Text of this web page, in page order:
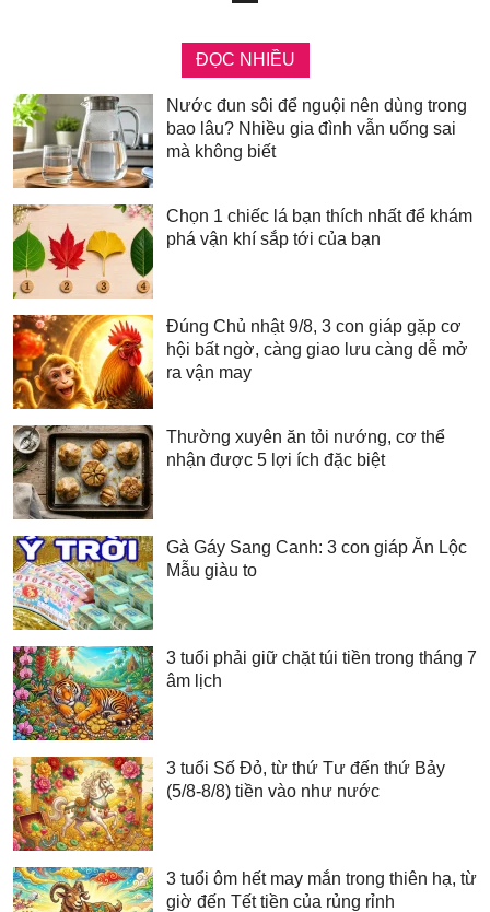
ĐỌC NHIỀU
Nước đun sôi để nguội nên dùng trong
bao lâu? Nhiều gia đình vẫn uống sai
mà không biết
Chọn 1 chiếc lá bạn thích nhất để khám
phá vận khí sắp tới của bạn
Đúng Chủ nhật 9/8, 3 con giáp gặp cơ
hội bất ngờ, càng giao lưu càng dễ mở
ra vận may
Thường xuyên ăn tỏi nướng, cơ thể
nhận được 5 lợi ích đặc biệt
Gà Gáy Sang Canh: 3 con giáp Ăn Lộc
Mẫu giàu to
3 tuổi phải giữ chặt túi tiền trong tháng 7
âm lịch
3 tuổi Số Đỏ, từ thứ Tư đến thứ Bảy
(5/8-8/8) tiền vào như nước
3 tuổi ôm hết may mắn trong thiên hạ, từ
giờ đến Tết tiền của rủng rỉnh